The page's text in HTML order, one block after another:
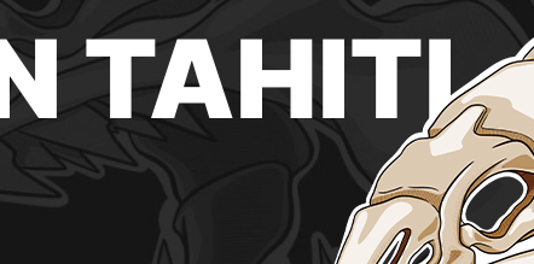
TAHITI